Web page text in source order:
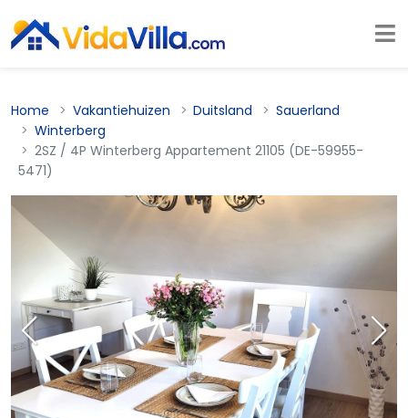
Home Vakantiehuizen Duitsland
Sauerland
Winterberg
2SZ / 4P Winterberg Appartement 21105 (DE-59955-
5471)